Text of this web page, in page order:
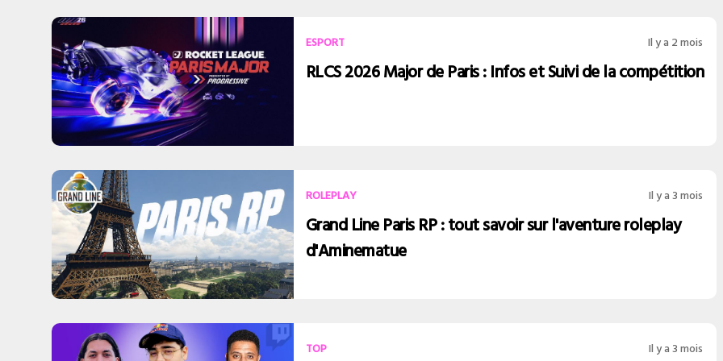
ESPORT Il y a 2 mois
RLCS 2026 Major de Paris : Infos et Suivi de la compétition
ROLEPLAY Il y a 3 mois
Grand Line Paris RP : tout savoir sur l'aventure roleplay
d'Aminematue
TOP Il y a 3 mois